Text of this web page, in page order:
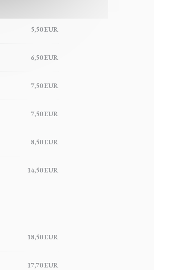
5,50 EUR
6,50 EUR
7,50 EUR
7,50 EUR
8,50 EUR
14,50 EUR
18,50 EUR
17,70 EUR